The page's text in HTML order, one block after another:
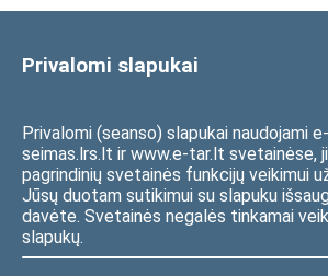
Privalomi slapukai
Privalomi (seanso) slapukai naudojami e-
seimas.lrs.lt ir www.e-tar.lt svetainėse,
pagrindinių svetainės funkcijų veikimui
Jūsų duotam sutikimui su slapuku
davėte. Svetainės negalės tinkamai
slapukų.
Ankstesnės